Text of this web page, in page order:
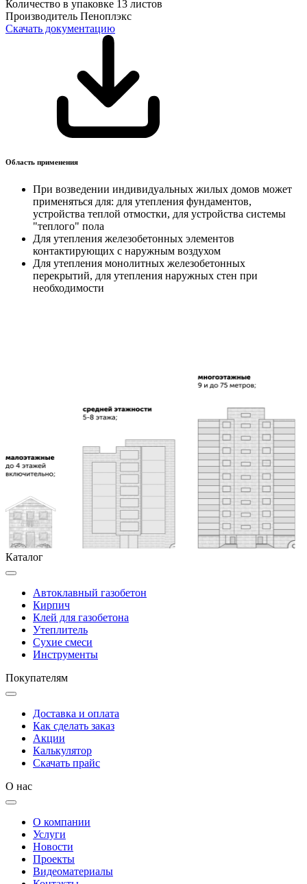
Количество в упаковке 13 листов
Производитель Пеноплэкс
Скачать документацию
Область применения
При возведении индивидуальных жилых домов может
применяться для: для утепления фундаментов,
устройства теплой отмостки, для устройства системы
"теплого" пола
Для утепления железобетонных элементов
контактирующих с наружным воздухом
Для утепления монолитных железобетонных
перекрытий, для утепления наружных стен при
необходимости
Каталог
Автоклавный газобетон
Кирпич
Клей для газобетона
Утеплитель
Сухие смеси
Инструменты
Покупателям
Доставка и оплата
Как сделать заказ
Акции
Калькулятор
Скачать прайс
О нас
О компании
Услуги
Новости
Проекты
Видеоматериалы